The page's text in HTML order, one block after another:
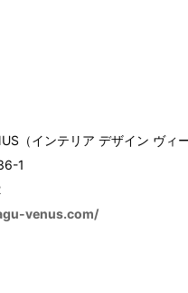
（インテリア デザイン ヴィー
1
venus.com/